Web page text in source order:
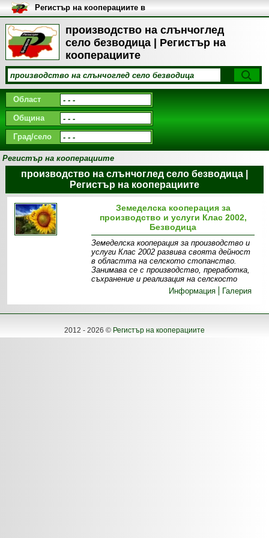
производство на слънчоглед
село безводица | Регистър на
кооперациите
Регистър на кооперациите в
България
Област
Община
Град/село
Регистър на кооперациите
производство на слънчоглед село безводица |
Регистър на кооперациите
Земеделска кооперация за
производство и услуги Клас 2002,
Безводица
Земеделска кооперация за производство и
услуги Клас 2002 развива своята дейност
в областта на селското стопанство.
Занимава се с производство, преработка,
съхранение и реализация на селскосто
Информация
Галерия
2012 - 2026 © Регистър на кооперациите